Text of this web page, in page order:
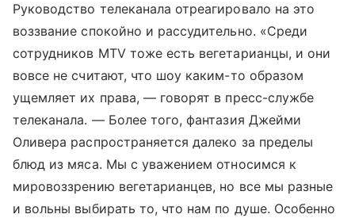
Руководство телеканала отреагировало на это
воззвание спокойно и рассудительно. «Среди
сотрудников MTV тоже есть вегетарианцы, и они
вовсе не считают, что шоу каким-то образом
ущемляет их права, — говорят в пресс-службе
телеканала. — Более того, фантазия Джейми
Оливера распространяется далеко за пределы
блюд из мяса. Мы с уважением относимся к
мировоззрению вегетарианцев, но все мы разные
и вольны выбирать то, что нам по душе. Особенно